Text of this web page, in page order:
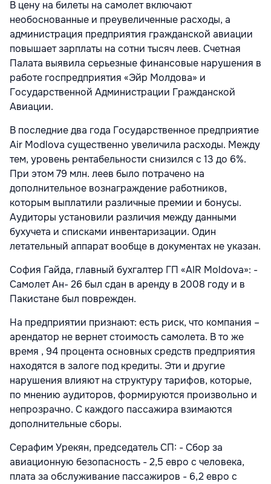
В цену на билеты на самолет включают
необоснованные и преувеличенные расходы, а
администрация предприятия гражданской авиации
повышает зарплаты на сотни тысяч леев. Счетная
Палата выявила серьезные финансовые нарушения в
работе госпредприятия «Эйр Молдова» и
Государственной Администрации Гражданской
Авиации.
В последние два года Государственное предприятие
Air Modlova существенно увеличила расходы. Между
тем, уровень рентабельности снизился с 13 до 6%.
При этом 79 млн. леев было потрачено на
дополнительное вознаграждение работников,
которым выплатили различные премии и бонусы.
Аудиторы установили различия между данными
бухучета и списками инвентаризации. Один
летательный аппарат вообще в документах не указан.
София Гайда, главный бухгалтер ГП «AIR Moldova»: -
Самолет Ан- 26 был сдан в аренду в 2008 году и в
Пакистане был поврежден.
На предприятии признают: есть риск, что компания –
арендатор не вернет стоимость самолета. В то же
время , 94 процента основных средств предприятия
находятся в залоге под кредиты. Эти и другие
нарушения влияют на структуру тарифов, которые,
по мнению аудиторов, формируются произвольно и
непрозрачно. С каждого пассажира взимаются
дополнительные сборы.
Серафим Урекян, председатель СП: - Сбор за
авиационную безопасность - 2,5 евро с человека,
плата за обслуживание пассажиров - 6,2 евро с